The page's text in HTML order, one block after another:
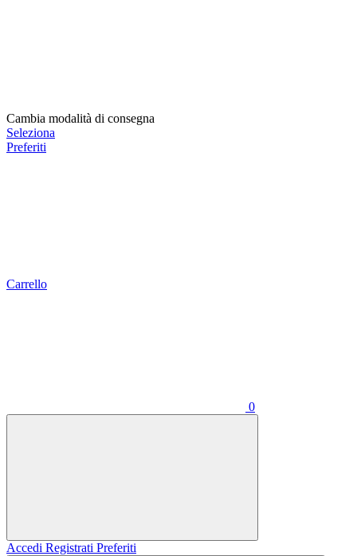
Cambia modalità di consegna
Seleziona
Preferiti
Carrello
0
Accedi Registrati Preferiti